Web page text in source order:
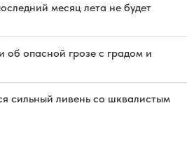
месяц лета не будет
об опасной грозе с градом и
сильный ливень со шквалистым